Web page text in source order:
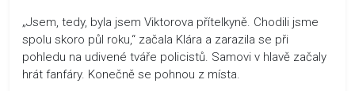
„Jsem, tedy, byla jsem Viktorova přítelkyně. Chodili jsme
spolu skoro půl roku,“ začala Klára a zarazila se při
pohledu na udivené tváře policistů. Samovi v hlavě začaly
hrát fanfáry. Konečně se pohnou z místa.